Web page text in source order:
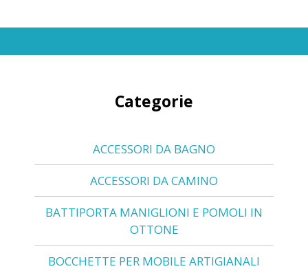
Categorie
ACCESSORI DA BAGNO
ACCESSORI DA CAMINO
BATTIPORTA MANIGLIONI E POMOLI IN
OTTONE
BOCCHETTE PER MOBILE ARTIGIANALI